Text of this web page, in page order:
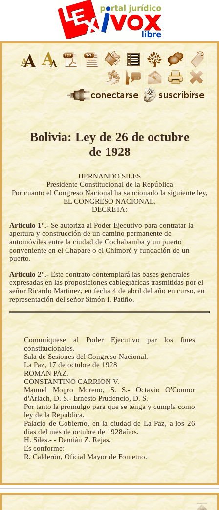
Bolivia: Ley de 26 de octubre
de 1928
HERNANDO SILES
Presidente Constitucional de la República
Por cuanto el Congreso Nacional ha sancionado la siguiente ley,
EL CONGRESO NACIONAL,
DECRETA:
Artículo 1°.- Se autoriza al Poder Ejecutivo para contratar la
apertura y construcción de un camino permanente de
automóviles entre la ciudad de Cochabamba y un puerto
conveniente en el Chapare o el Chimoré y fundación de un
puerto.
Artículo 2°.- Este contrato contemplará las bases generales
expresadas en las proposiciones cablegráficas trasmitidas por el
señor Ricardo Martinez, en fecha 4 de abril del año en curso, en
representación del señor Simón I. Patiño.
Comuníquese al Poder Ejecutivo par los fines
constitucionales.
Sala de Sesiones del Congreso Nacional.
La Paz, 17 de octubre de 1928
ROMAN PAZ.
CONSTANTINO CARRION V.
Manuel Mogro Moreno, S. S.- Octavio O'Connor
d'Árlach, D. S.- Ernesto Prudencio, D. S.
Por tanto la promulgo para que se tenga y cumpla como
ley de la República.
Palacio de Gobierno, en la ciudad de La Paz, a los 26
días del mes de octubre de 1928años.
H. Siles.- - Damián Z. Rejas.
Es conforme:
R. Calderón, Oficial Mayor de Fometno.